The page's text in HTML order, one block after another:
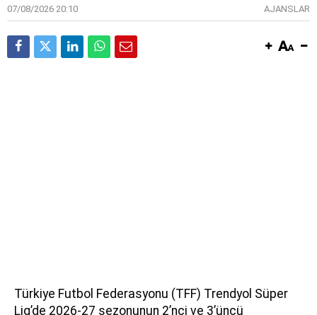
07/08/2026 20:10 AJANSLAR
Türkiye Futbol Federasyonu (TFF) Trendyol Süper
Lig’de 2026-27 sezonunun 2’nci ve 3’üncü